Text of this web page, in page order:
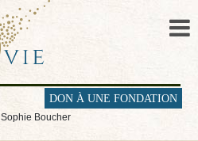
DON À UNE FONDATION
Sophie Boucher